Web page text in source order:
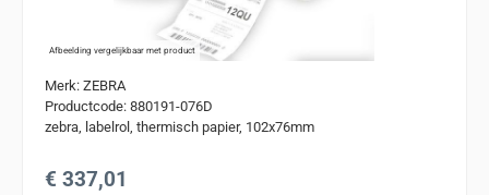
Afbeelding vergelijkbaar met product
Merk: ZEBRA
Productcode: 880191-076D
zebra, labelrol, thermisch papier, 102x76mm
Normale prijs:
€ 337,01